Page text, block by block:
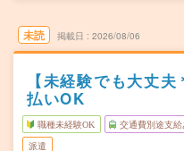
未読 掲載日 2026/08/06
【未経験でも大丈
払いOK
職種未経験OK 交通費別途支給
派遣